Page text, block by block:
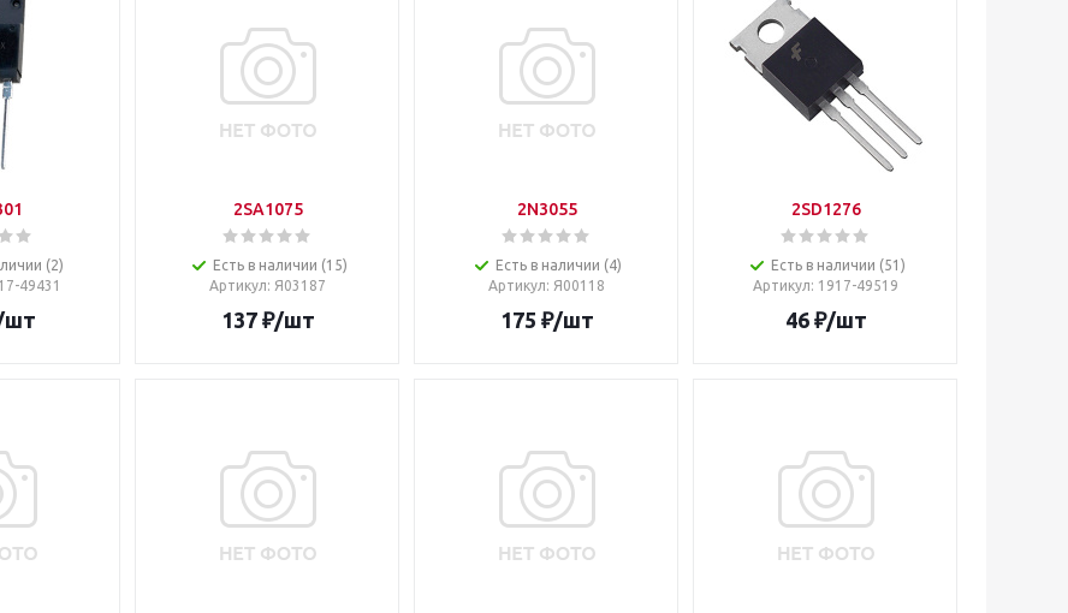
(2)
49431
2SA1075
Есть в наличии (15)
Артикул: Я03187
137₽/шт
2N3055
Есть в наличии (4)
Артикул: Я00118
175 ₽/шт
2SD1276
Есть в наличии (51)
Артикул: 1917-49519
46₽/шт